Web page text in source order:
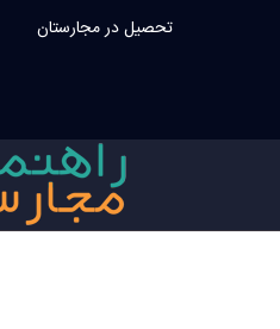
تحصیل در مجارستان